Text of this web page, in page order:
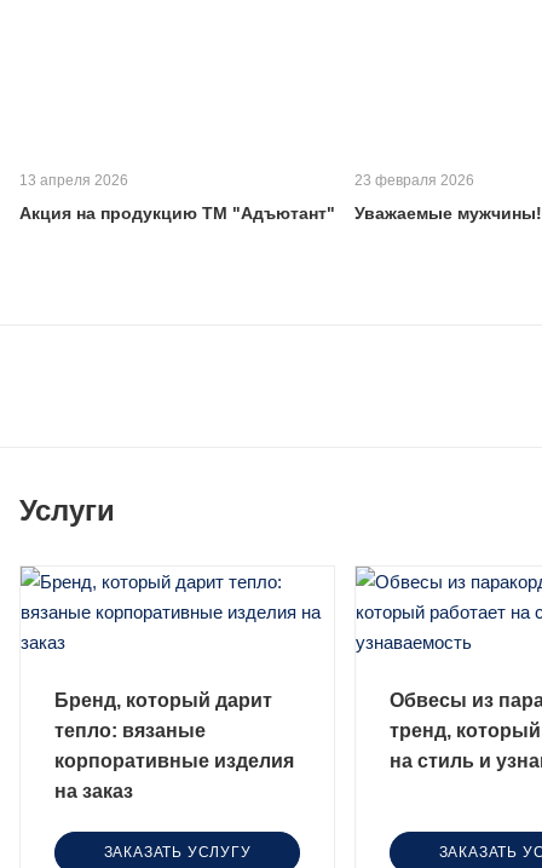
13 апреля 2026
Акция на продукцию ТМ "Адъютант"
23 февраля 2026
Уважаемые
Услуги
Бренд, который дарит
тепло: вязаные
корпоративные изделия
на заказ
ЗАКАЗАТЬ УСЛУГУ
Обвесы из
тренд,
на стиль и
ЗАКАЗАТЬ